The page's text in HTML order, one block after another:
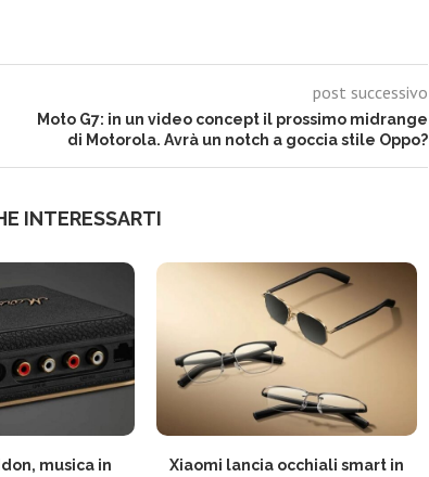
post successivo
Moto G7: in un video concept il prossimo midrange
di Motorola. Avrà un notch a goccia stile Oppo?
INTERESSARTI
musica in
Xiaomi lancia occhiali smart in